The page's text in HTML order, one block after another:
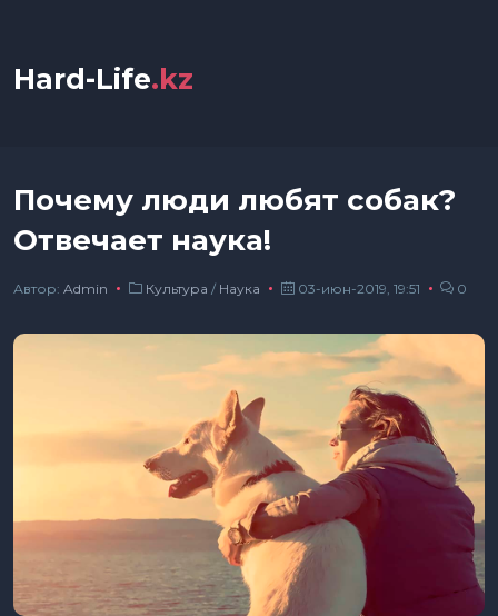
Hard-Life.kz
Почему люди любят собак?
Отвечает наука!
Автор: Admin Культура / Наука 03-июн-2019, 19:51 0